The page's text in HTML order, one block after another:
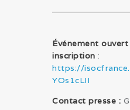
Événement
inscription :
https://
YOs1cLII
Contact presse :